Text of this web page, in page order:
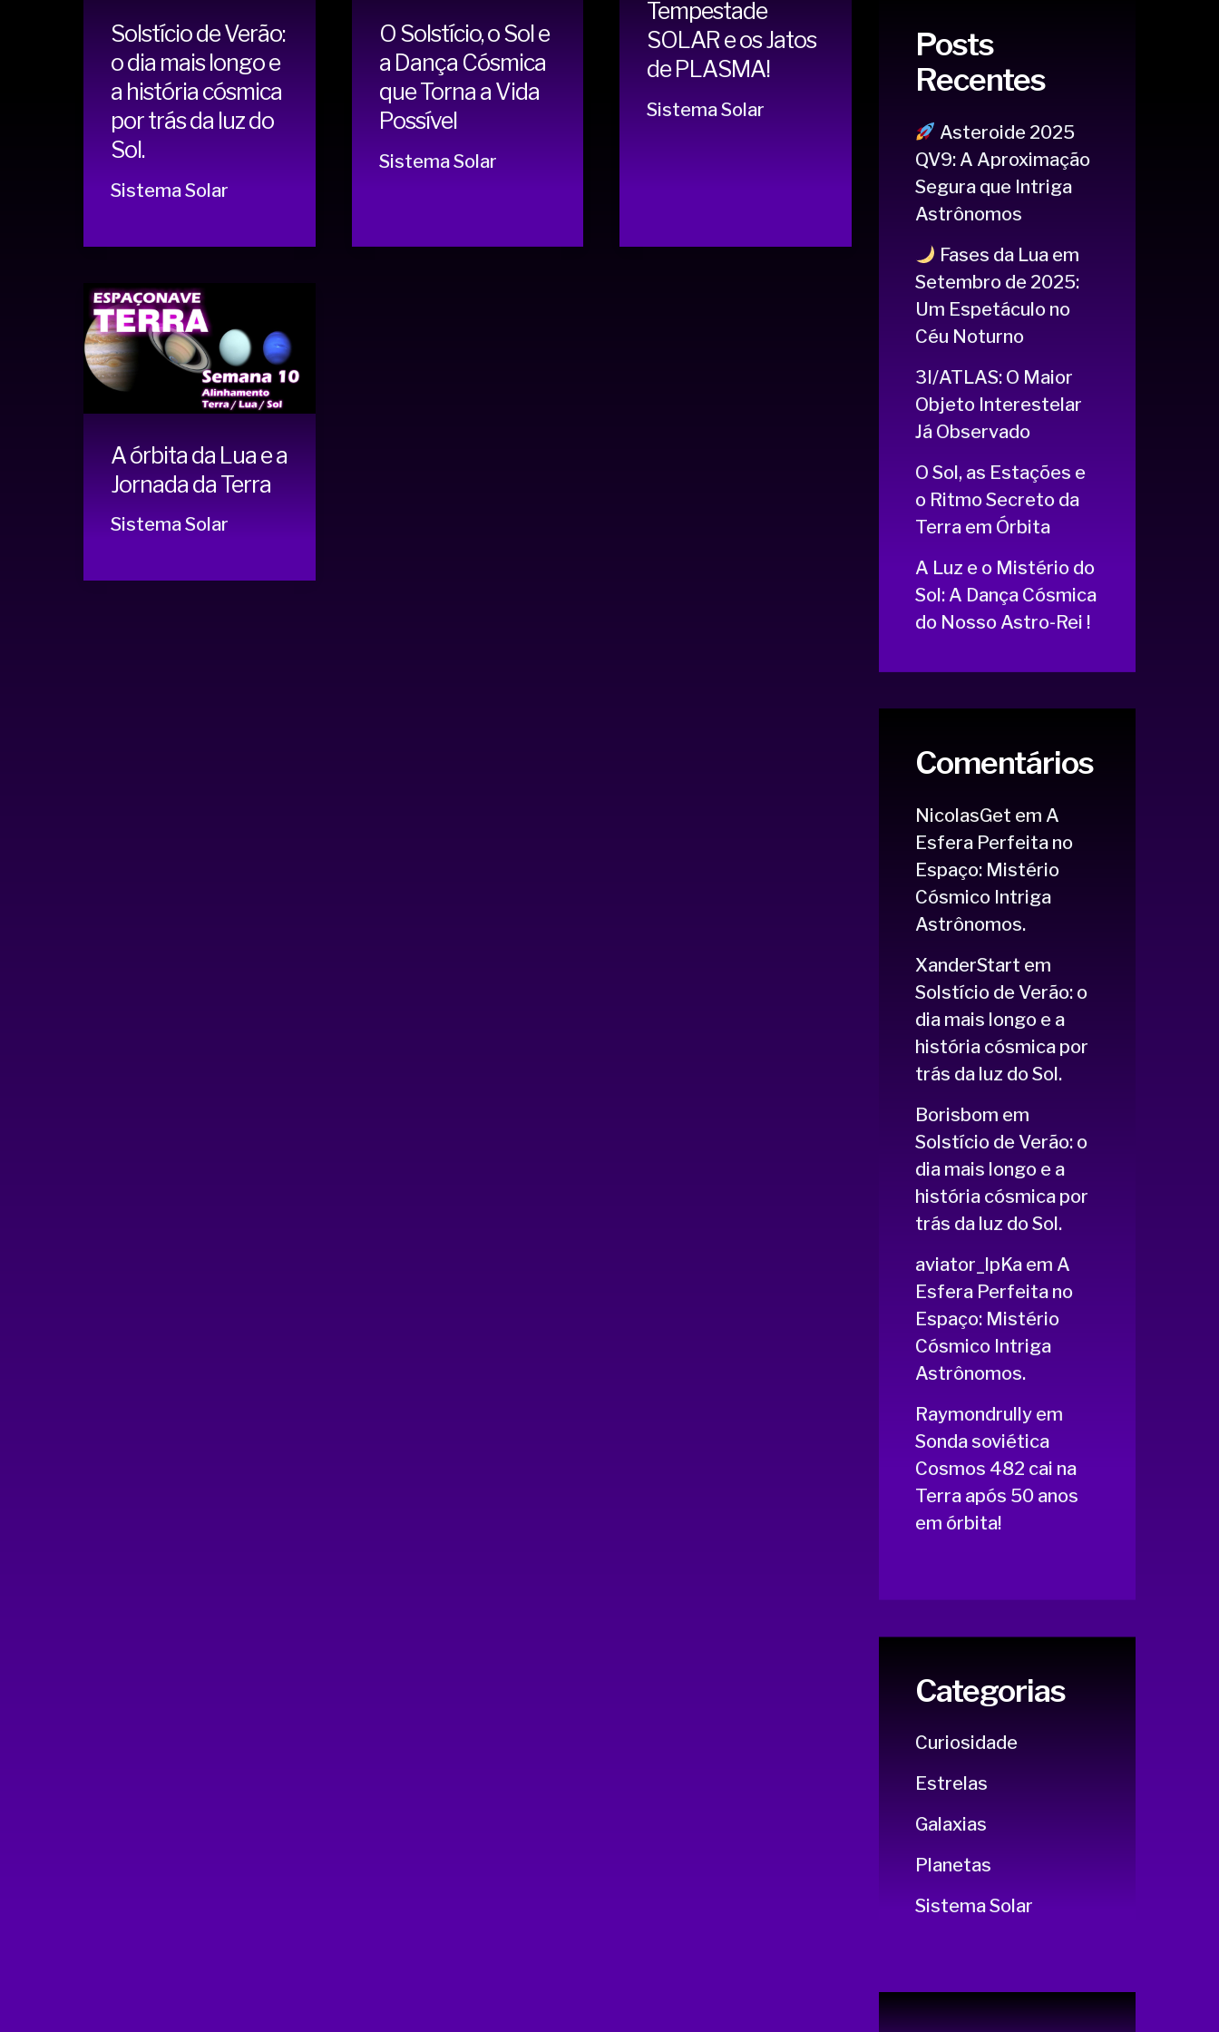
Solstício de Verão:
o dia mais longo e
a história cósmica
por trás da luz do
Sol.
Sistema Solar
O Solstício, o Sol e
a Dança Cósmica
que Torna a Vida
Possível
Sistema Solar
Tempestade
SOLAR e os Jatos
de PLASMA!
Sistema Solar
A órbita da Lua e a
Jornada da Terra
Sistema Solar
Posts
Recentes
Asteroide 2025
QV9: A Aproximação
Segura que Intriga
Astrônomos
Fases da Lua em
Setembro de 2025:
Um Espetáculo no
Céu Noturno
3I/ATLAS: O Maior
Objeto Interestelar
Já Observado
O Sol, as Estações e
o Ritmo Secreto da
Terra em Órbita
A Luz e o Mistério do
Sol: A Dança Cósmica
do Nosso Astro-Rei !
Comentários
NicolasGet em A
Esfera Perfeita no
Espaço: Mistério
Cósmico Intriga
Astrônomos.
XanderStart em
Solstício de Verão: o
dia mais longo e a
história cósmica por
trás da luz do Sol.
Borisbom em
Solstício de Verão: o
dia mais longo e a
história cósmica por
trás da luz do Sol.
aviator_lpKaem A
Esfera Perfeita no
Espaço: Mistério
Cósmico Intriga
Astrônomos.
Raymondrullyem
Sonda soviética
Cosmos 482 cai na
Terra após 50 anos
em órbita!
Categorias
Curiosidade
Estrelas
Galaxias
Planetas
Sistema Solar